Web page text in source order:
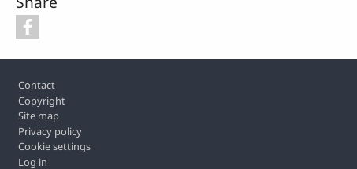
Contact
Copyright
Site map
Privacy policy
Cookie settings
Log in